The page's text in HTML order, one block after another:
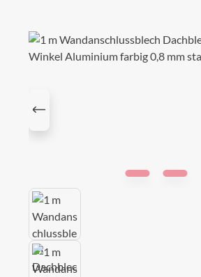
Bildergalerie überspringen